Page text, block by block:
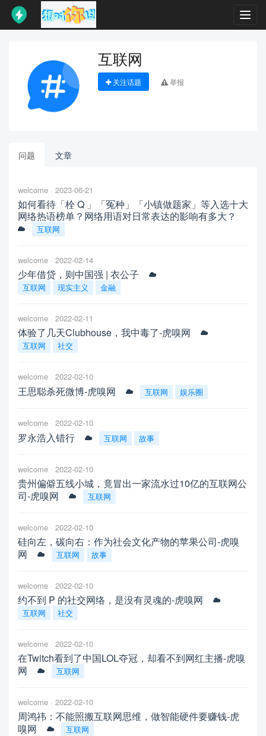
互联网
关注话题 举报
问题 文章
welcome 2023-06-21
如何看待「栓 Q 」「冤种」「小镇做题家」等入选十大
网络热语榜单？网络用语对日常表达的影响有多大？
互联网
welcome 2022-02-14
少年借贷，则中国强 | 衣公子
互联网 现实主义 金融
welcome 2022-02-11
体验了几天Clubhouse，我中毒了-虎嗅网
互联网 社交
welcome 2022-02-10
王思聪杀死微博-虎嗅网 互联网 娱乐圈
welcome 2022-02-10
罗永浩入错行 互联网 故事
welcome 2022-02-10
贵州偏僻五线小城，竟冒出一家流水过10亿的互联网公
司-虎嗅网
互联网
welcome 2022-02-10
硅向左，碳向右：作为社会文化产物的苹果公司-虎嗅
网
互联网 故事
welcome 2022-02-10
约不到 P 的社交网络，是没有灵魂的-虎嗅网
互联网 社交
welcome 2022-02-10
在Twitch看到了中国LOL夺冠，却看不到网红主播-虎嗅
网
互联网
welcome 2022-02-10
周鸿祎：不能照搬互联网思维，做智能硬件要赚钱-虎
嗅网
互联网